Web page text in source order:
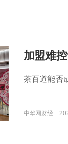
加盟难
茶百道能否
中华网财经